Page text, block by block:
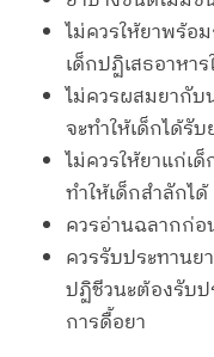
ไม่ควรให้ยาพร้อ
เด็กปฏิเสธอาหา
ไม่ควรผสมยากับ
จะทำให้เด็กได้รั
ไม่ควรให้ยาแก่เ
ทำให้เด็กสำลักได้
ควรอ่านฉลากก่อ
ควรรับประทานย
ปฏิชีวนะต้องรับ
การดื้อยา